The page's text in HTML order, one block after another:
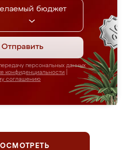
бюджет
Отправить
персональных данных
конфиденциальности
соглашению